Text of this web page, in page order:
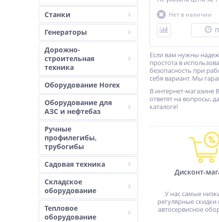
Станки
Генераторы
Дорожно-
строительная
техника
Оборудование Horex
Оборудование для
АЗС и нефтебаз
Ручные
профилегибы,
трубогибы
Садовая техника
Складское
оборудование
Тепловое
оборудование
Нет в наличии
Если вам нужны
простота в
безопасность при
себя вариант. Мы
В интернет-магазине
ответят на вопросы,
каталоге!
Дисконт-
У нас самые
регулярные скидки
автосервисное